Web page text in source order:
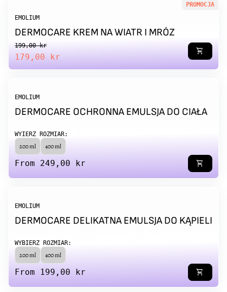
PROMOCJA
EMOLIUM
DERMOCARE KREM NA WIATR I MRÓZ
Regular price
199,00 kr
Sale price
179,00 kr
shopping_cart
EMOLIUM
DERMOCARE OCHRONNA EMULSJA DO CIAŁA
WYIERZ ROZMIAR:
200 ml 400 ml
Regular price
From 249,00 kr shopping_cart
EMOLIUM
DERMOCARE DELIKATNA EMULSJA DO KĄPIELI
WYBIERZ ROZMIAR:
200 ml 400 ml
Regular price
From 199,00 kr shopping_cart